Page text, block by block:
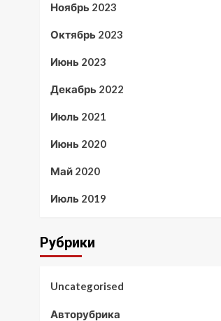
Ноябрь 2023
Октябрь 2023
Июнь 2023
Декабрь 2022
Июль 2021
Июнь 2020
Май 2020
Июль 2019
Рубрики
Uncategorised
Авторубрика